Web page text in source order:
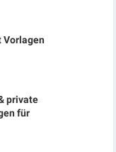
Vorlagen
private
für